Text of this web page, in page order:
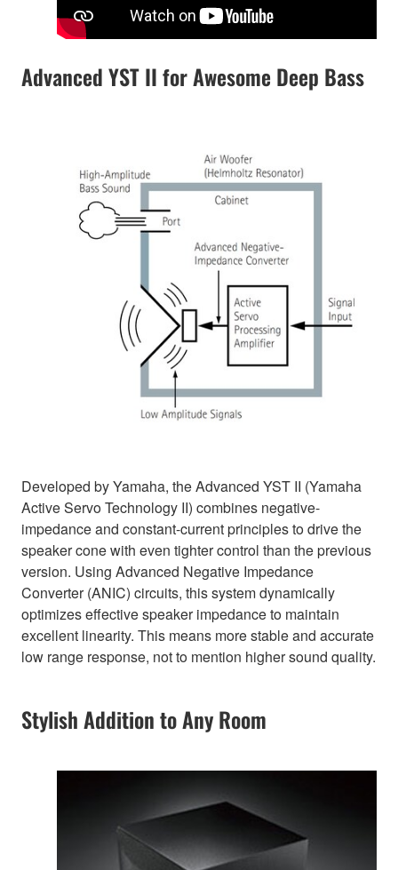
Advanced YST II for Awesome Deep Bass
Developed by Yamaha, the Advanced YST II (Yamaha
Active Servo Technology II) combines negative-
impedance and constant-current principles to drive the
speaker cone with even tighter control than the previous
version. Using Advanced Negative Impedance
Converter (ANIC) circuits, this system dynamically
optimizes effective speaker impedance to maintain
excellent linearity. This means more stable and accurate
low range response, not to mention higher sound quality.
Stylish Addition to Any Room